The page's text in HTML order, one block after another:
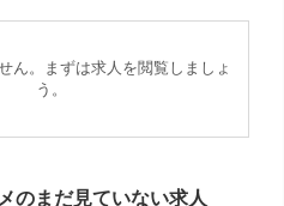
ん。まずは求人を閲覧しましょ
う。
のまだ見ていない求人